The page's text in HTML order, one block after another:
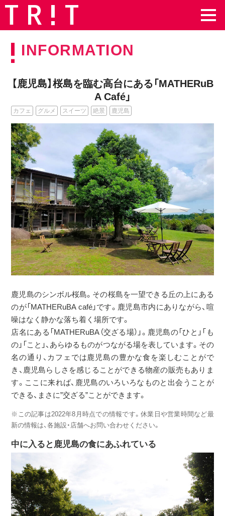
INFORMATION
【鹿児島】桜島を臨む高台にある「MATHERuB
A Café」
カフェ グルメ スイーツ 絶景 鹿児島
鹿児島のシンボル桜島。その桜島を一望できる丘の上にある
のが「MATHERuBA café」です。鹿児島市内にありながら、喧
噪はなく静かな落ち着く場所です。
店名にある「MATHERuBA（交ざる場）」。鹿児島の「ひと」「も
の」「こと」、あらゆるものがつながる場を表しています。その
名の通り、カフェでは鹿児島の豊かな食を楽しむことがで
き、鹿児島らしさを感じることができる物産の販売もありま
す。ここに来れば、鹿児島のいろいろなものと出会うことが
できる、まさに”交ざる”ことができます。
※この記事は2022年8月時点での情報です。休業日や営業時間など最
新の情報は、各施設・店舗へお問い合わせください。
中に入ると鹿児島の食にあふれている